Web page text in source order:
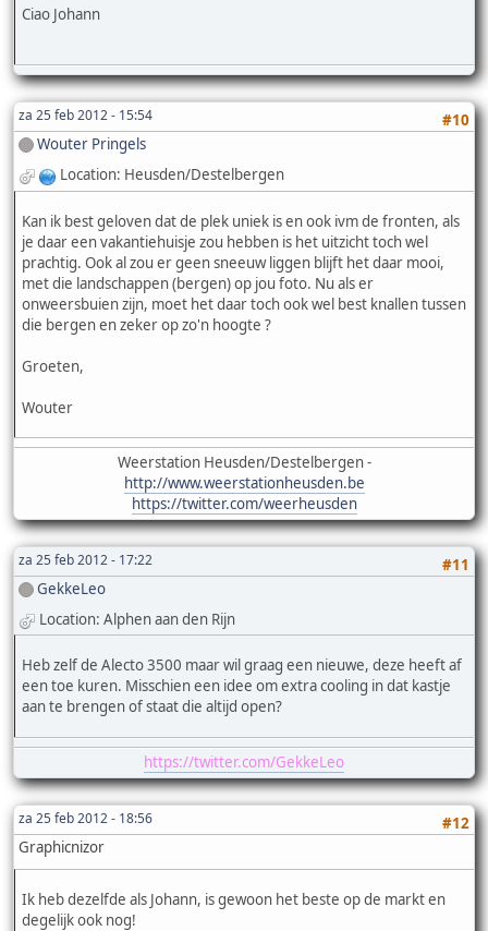
Ciao Johann
za 25 feb 2012 - 15:54
#10
Wouter Pringels
Location: Heusden/Destelbergen
Kan ik best geloven dat de plek uniek is en ook ivm de fronten, als
je daar een vakantiehuisje zou hebben is het uitzicht toch wel
prachtig. Ook al zou er geen sneeuw liggen blijft het daar mooi,
met die landschappen (bergen) op jou foto. Nu als er
onweersbuien zijn, moet het daar toch ook wel best knallen tussen
die bergen en zeker op zo'n hoogte ?
Groeten,
Wouter
Weerstation Heusden/Destelbergen -
http://www.weerstationheusden.be
https://twitter.com/weerheusden
za 25 feb 2012 - 17:22
#11
GekkeLeo
Location: Alphen aan den Rijn
Heb zelf de Alecto 3500 maar wil graag een nieuwe, deze heeft af
een toe kuren. Misschien een idee om extra cooling in dat kastje
aan te brengen of staat die altijd open?
https://twitter.com/GekkeLeo
za 25 feb 2012 - 18:56
#12
Graphicnizor
Ik heb dezelfde als Johann, is gewoon het beste op de markt en
degelijk ook nog!